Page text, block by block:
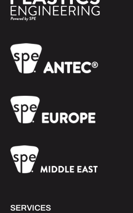
SERVICES